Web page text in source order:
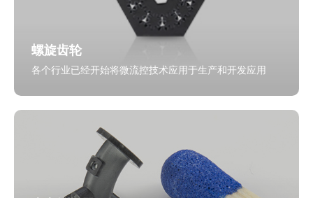
螺旋齿轮
各个行业已经开始将微流控技术应用于生产和开发应用